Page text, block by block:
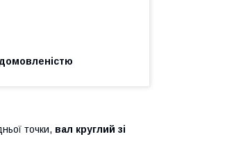
точки, вал круглий зі